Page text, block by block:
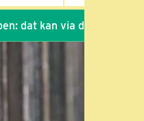
via de link! *